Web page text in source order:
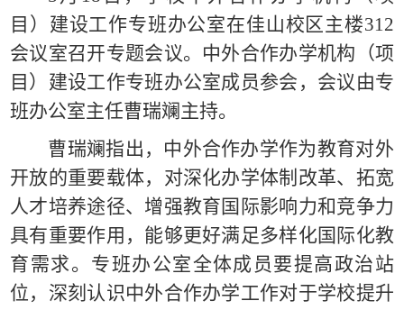
目）建设工作专班办公室在佳山校区主楼312
会议室召开专题会议。中外合作办学机构（项
目）建设工作专班办公室成员参会，会议由专
班办公室主任曹瑞斓主持。
曹瑞斓指出，中外合作办学作为教育对外
开放的重要载体，对深化办学体制改革、拓宽
人才培养途径、增强教育国际影响力和竞争力
具有重要作用，能够更好满足多样化国际化教
育需求。专班办公室全体成员要提高政治站
位，深刻认识中外合作办学工作对于学校提升